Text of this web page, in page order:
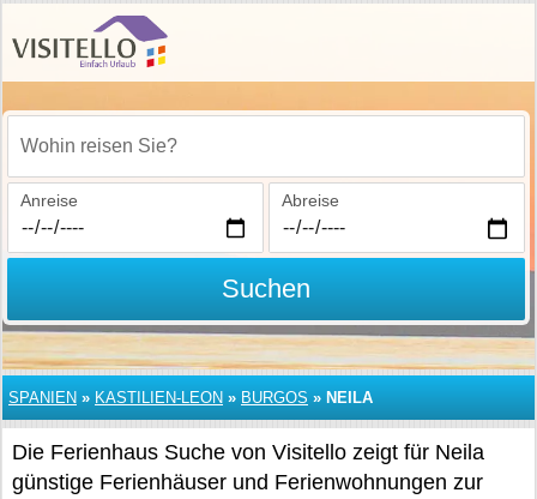
Wohin reisen Sie?
Anreise Abreise
Suchen
SPANIEN » KASTILIEN-LEON » BURGOS » NEILA
Die Ferienhaus Suche von Visitello zeigt für Neila
günstige Ferienhäuser und Ferienwohnungen zur